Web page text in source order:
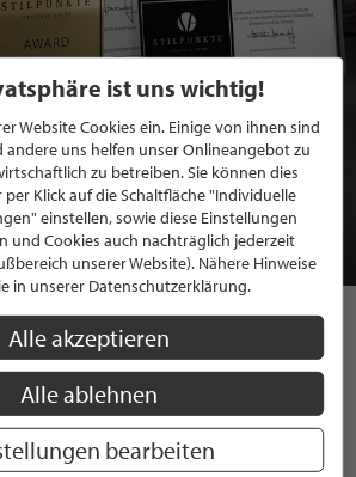
SIE SICH FÜR EINE GRATIS
BEI STILPUNKTE®
GRATIS BEWERBEN
AUF
INSTAGRAM
ist uns wichtig!
Website Cookies ein. Einige von ihnen sind
andere uns helfen unser Onlineangebot zu
zu betreiben. Sie können dies
Klick auf die Schaltfläche "Individuelle
einstellen, sowie diese Einstellungen
und Cookies auch nachträglich jederzeit
unserer Website). Nähere Hinweise
in unserer Datenschutzerklärung.
Alle akzeptieren
Alle ablehnen
bearbeiten